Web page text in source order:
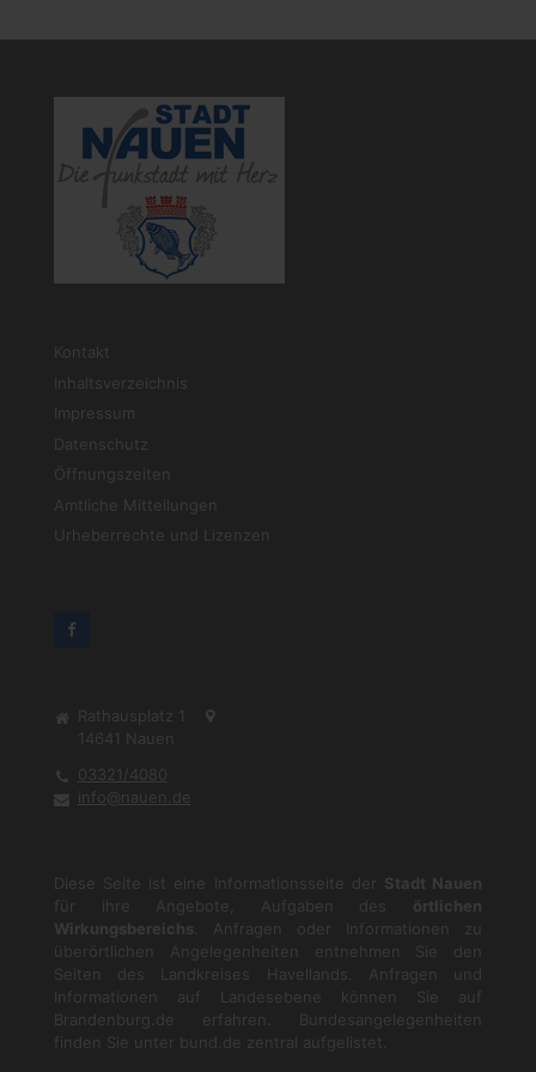
Kontakt
Inhaltsverzeichnis
Impressum
Datenschutz
Öffnungszeiten
Amtliche Mitteilungen
Urheberrechte und Lizenzen
Rathausplatz 1
14641
Nauen
03321/4080
info@nauen.de
Diese Seite ist eine Informationsseite der Stadt Nauen
für ihre Angebote, Aufgaben des örtlichen
Wirkungsbereichs . Anfragen oder Informationen zu
überörtlichen Angelegenheiten entnehmen Sie den
Seiten des Landkreises Havellands. Anfragen und
Informationen auf Landesebene können Sie auf
Brandenburg.de
erfahren. Bundesangelegenheiten
finden Sie unter
bund.de zentral aufgelistet.